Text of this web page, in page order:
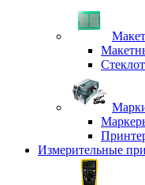
Измерительные